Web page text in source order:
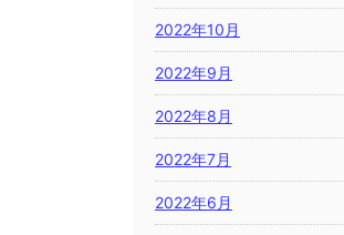
2022年10月
2022年9月
2022年8月
2022年7月
2022年6月